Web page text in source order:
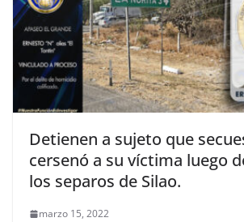
Detienen a sujeto que
cersenó a su víctima luego
los separos de Silao.
marzo 15, 2022